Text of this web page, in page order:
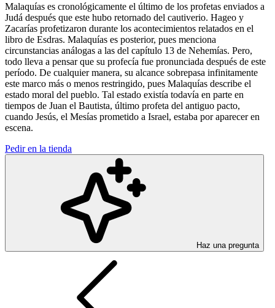
Malaquías es cronológicamente el último de los profetas enviados a
Judá después que este hubo retornado del cautiverio. Hageo y
Zacarías profetizaron durante los acontecimientos relatados en el
libro de Esdras. Malaquías es posterior, pues menciona
circunstancias análogas a las del capítulo 13 de Nehemías. Pero,
todo lleva a pensar que su profecía fue pronunciada después de este
período. De cualquier manera, su alcance sobrepasa infinitamente
este marco más o menos restringido, pues Malaquías describe el
estado moral del pueblo. Tal estado existía todavía en parte en
tiempos de Juan el Bautista, último profeta del antiguo pacto,
cuando Jesús, el Mesías prometido a Israel, estaba por aparecer en
escena.
Pedir en la tienda
Haz una pregunta